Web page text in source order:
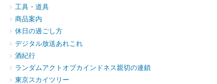
工具・道具
商品案内
休日の過ごし方
デジタル放送あれこれ
酒紀行
ランダムアクトオブカインドネス親切の連鎖
東京スカイツリー